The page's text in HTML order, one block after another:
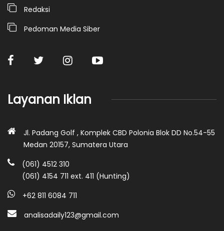
Redaksi
Pedoman Media Siber
Layanan Iklan
Jl. Padang Golf , Komplek CBD Polonia Blok DD No.54-55
Medan 20157, Sumatera Utara
(061) 4512 310
(061) 4154 711 ext. 411 (Hunting)
+62 811 6084 711
analisadaily123@gmail.com